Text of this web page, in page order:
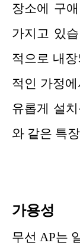
장소에 구
가지고 있
적으로 내
적인 가정
유롭게 설
와 같은 특
가용성
무선 AP는